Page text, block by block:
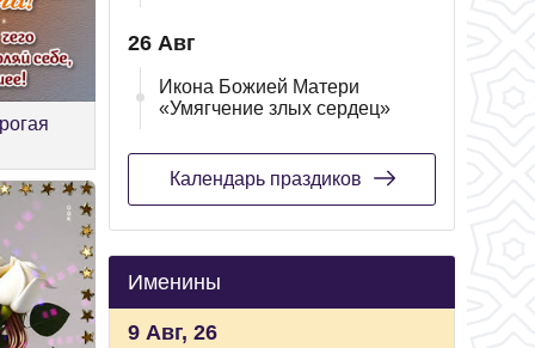
26 Авг
Икона Божией Матери
«Умягчение злых сердец»
Календарь праздиков
Именины
9 Авг, 26